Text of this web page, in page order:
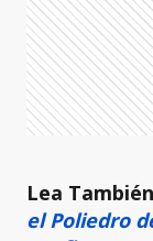
Lea
el Poliedro